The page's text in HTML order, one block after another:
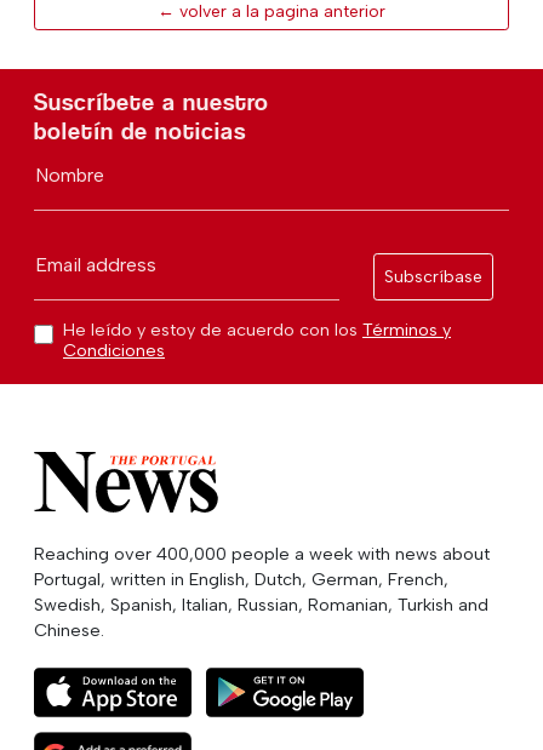
← volver a la pagina anterior
Suscríbete a nuestro
boletín de noticias
Nombre
Email address
Subscríbase
He leído y estoy de acuerdo con los Términos y
Condiciones
Reaching over 400,000 people a week with news about
Portugal, written in English, Dutch, German, French,
Swedish, Spanish, Italian, Russian, Romanian, Turkish and
Chinese.